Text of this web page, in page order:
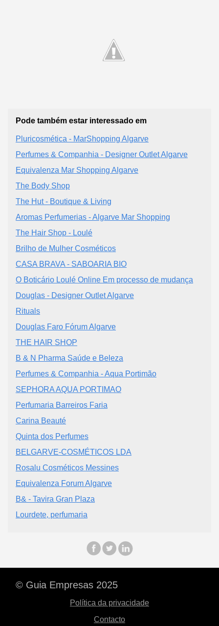
Pode também estar interessado em
Pluricosmética - MarShopping Algarve
Perfumes & Companhia - Designer Outlet Algarve
Equivalenza Mar Shopping Algarve
The Body Shop
The Hut - Boutique & Living
Aromas Perfumerias - Algarve Mar Shopping
The Hair Shop - Loulé
Brilho de Mulher Cosméticos
CASA BRAVA - SABOARIA BIO
O Boticário Loulé Online Em processo de mudança
Douglas - Designer Outlet Algarve
Rituals
Douglas Faro Fórum Algarve
THE HAIR SHOP
B & N Pharma Saúde e Beleza
Perfumes & Companhia - Aqua Portimão
SEPHORA AQUA PORTIMAO
Perfumaria Barreiros Faria
Carina Beauté
Quinta dos Perfumes
BELGARVE-COSMÉTICOS LDA
Rosalu Cosméticos Messines
Equivalenza Forum Algarve
B& - Tavira Gran Plaza
Lourdete, perfumaria
© Guia Empresas 2025
Política da privacidade
Contacto